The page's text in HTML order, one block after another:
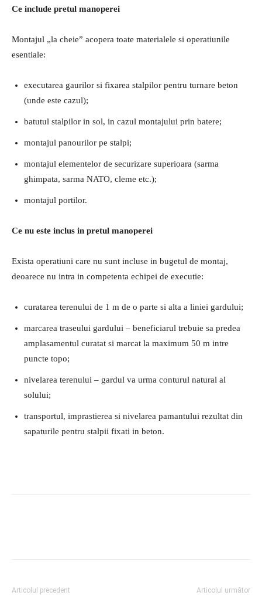
Ce include pretul manoperei
Montajul „la cheie” acopera toate materialele si operatiunile
esentiale:
executarea gaurilor si fixarea stalpilor pentru turnare beton
(unde este cazul);
batutul stalpilor in sol, in cazul montajului prin batere;
montajul panourilor pe stalpi;
montajul elementelor de securizare superioara (sarma
ghimpata, sarma NATO, cleme etc.);
montajul portilor.
Ce nu este inclus in pretul manoperei
Exista operatiuni care nu sunt incluse in bugetul de montaj,
deoarece nu intra in competenta echipei de executie:
curatarea terenului de 1 m de o parte si alta a liniei gardului;
marcarea traseului gardului – beneficiarul trebuie sa predea
amplasamentul curatat si marcat la maximum 50 m intre
puncte topo;
nivelarea terenului – gardul va urma conturul natural al
solului;
transportul, imprastierea si nivelarea pamantului rezultat din
sapaturile pentru stalpii fixati in beton.
Articolul precedent Articolul următor